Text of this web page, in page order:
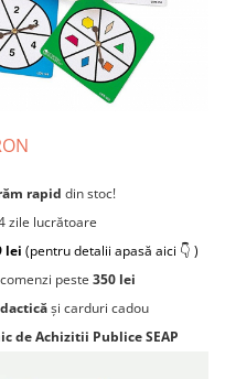
rapid din stoc!
zile lucrătoare
lei (pentru detalii apasă aici 👇 )
peste 350 lei
și carduri cadou
de Achizitii Publice SEAP